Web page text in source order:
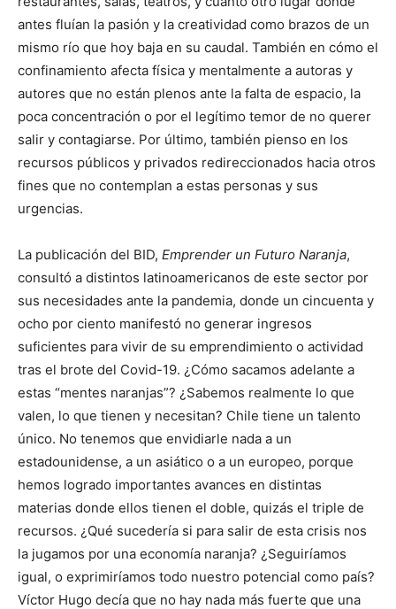
antes fluían la pasión y la creatividad como brazos de un
mismo río que hoy baja en su caudal. También en cómo el
confinamiento afecta física y mentalmente a autoras y
autores que no están plenos ante la falta de espacio, la
poca concentración o por el legítimo temor de no querer
salir y contagiarse. Por último, también pienso en los
recursos públicos y privados redireccionados hacia otros
fines que no contemplan a estas personas y sus
urgencias.
La publicación del BID, Emprender un Futuro Naranja,
consultó a distintos latinoamericanos de este sector por
sus necesidades ante la pandemia, donde un cincuenta y
ocho por ciento manifestó no generar ingresos
suficientes para vivir de su emprendimiento o actividad
tras el brote del Covid-19. ¿Cómo sacamos adelante a
estas “mentes naranjas”? ¿Sabemos realmente lo que
valen, lo que tienen y necesitan? Chile tiene un talento
único. No tenemos que envidiarle nada a un
estadounidense, a un asiático o a un europeo, porque
hemos logrado importantes avances en distintas
materias donde ellos tienen el doble, quizás el triple de
recursos. ¿Qué sucedería si para salir de esta crisis nos
la jugamos por una economía naranja? ¿Seguiríamos
igual, o exprimiríamos todo nuestro potencial como país?
Víctor Hugo decía que no hay nada más fuerte que una